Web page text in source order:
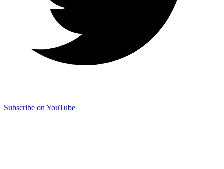
Subscribe on YouTube